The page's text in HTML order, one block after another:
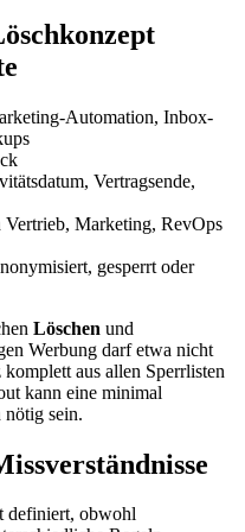
Automation, Inbox-
Vertragsende,
Marketing, RevOps
gesperrt oder
Löschen und
Werbung darf etwa nicht
aus allen Sperrlisten
kann eine minimal
nötig sein.
definiert, obwohl